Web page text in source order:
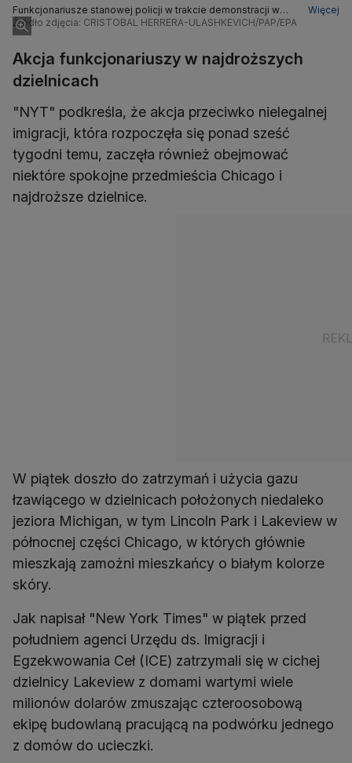
Funkcjonariusze stanowej policji w trakcie demonstracji w
Broadview pod Chicago
Więcej
Źródło zdjęcia: CRISTOBAL HERRERA-ULASHKEVICH/PAP/EPA
Akcja funkcjonariuszy w najdroższych
dzielnicach
"NYT" podkreśla, że akcja przeciwko nielegalnej
imigracji, która rozpoczęła się ponad sześć
tygodni temu, zaczęła również obejmować
niektóre spokojne przedmieścia Chicago i
najdroższe dzielnice.
W piątek doszło do zatrzymań i użycia gazu
łzawiącego w dzielnicach położonych niedaleko
jeziora Michigan, w tym Lincoln Park i Lakeview w
północnej części Chicago, w których głównie
mieszkają zamożni mieszkańcy o białym kolorze
skóry.
Jak napisał "New York Times" w piątek przed
południem agenci Urzędu ds. Imigracji i
Egzekwowania Ceł (ICE) zatrzymali się w cichej
dzielnicy Lakeview z domami wartymi wiele
milionów dolarów zmuszając czteroosobową
ekipę budowlaną pracującą na podwórku jednego
z domów do ucieczki.